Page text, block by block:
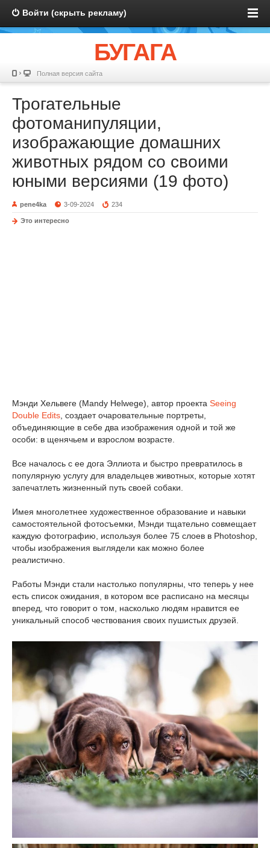
Войти (скрыть рекламу)
БУГАГА
Полная версия сайта
Трогательные
фотоманипуляции,
изображающие домашних
животных рядом со своими
юными версиями (19 фото)
pene4ka 3-09-2024 234
Это интересно
Мэнди Хельвеге (Mandy Helwege), автор проекта Seeing
Double Edits , создает очаровательные портреты,
объединяющие в себе два изображения одной и той же
особи: в щенячьем и взрослом возрасте.
Все началось с ее дога Эллиота и быстро превратилось в
популярную услугу для владельцев животных, которые хотят
запечатлеть жизненный путь своей собаки.
Имея многолетнее художественное образование и навыки
самостоятельной фотосъемки, Мэнди тщательно совмещает
каждую фотографию, используя более 75 слоев в Photoshop,
чтобы изображения выглядели как можно более
реалистично.
Работы Мэнди стали настолько популярны, что теперь у нее
есть список ожидания, в котором все расписано на месяцы
вперед, что говорит о том, насколько людям нравится ее
уникальный способ чествования своих пушистых друзей.